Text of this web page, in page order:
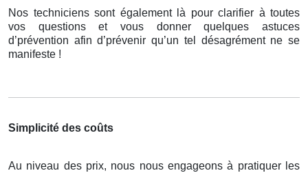
Nos techniciens sont également là pour clarifier à toutes
vos questions et vous donner quelques astuces
d’prévention afin d’prévenir qu’un tel désagrément ne se
manifeste !
Simplicité des coûts
Au niveau des prix, nous nous engageons à pratiquer les